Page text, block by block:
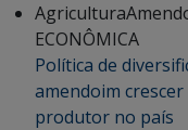
Agricultura
ECONÔMICA
Política de
amendoim
produtor no país